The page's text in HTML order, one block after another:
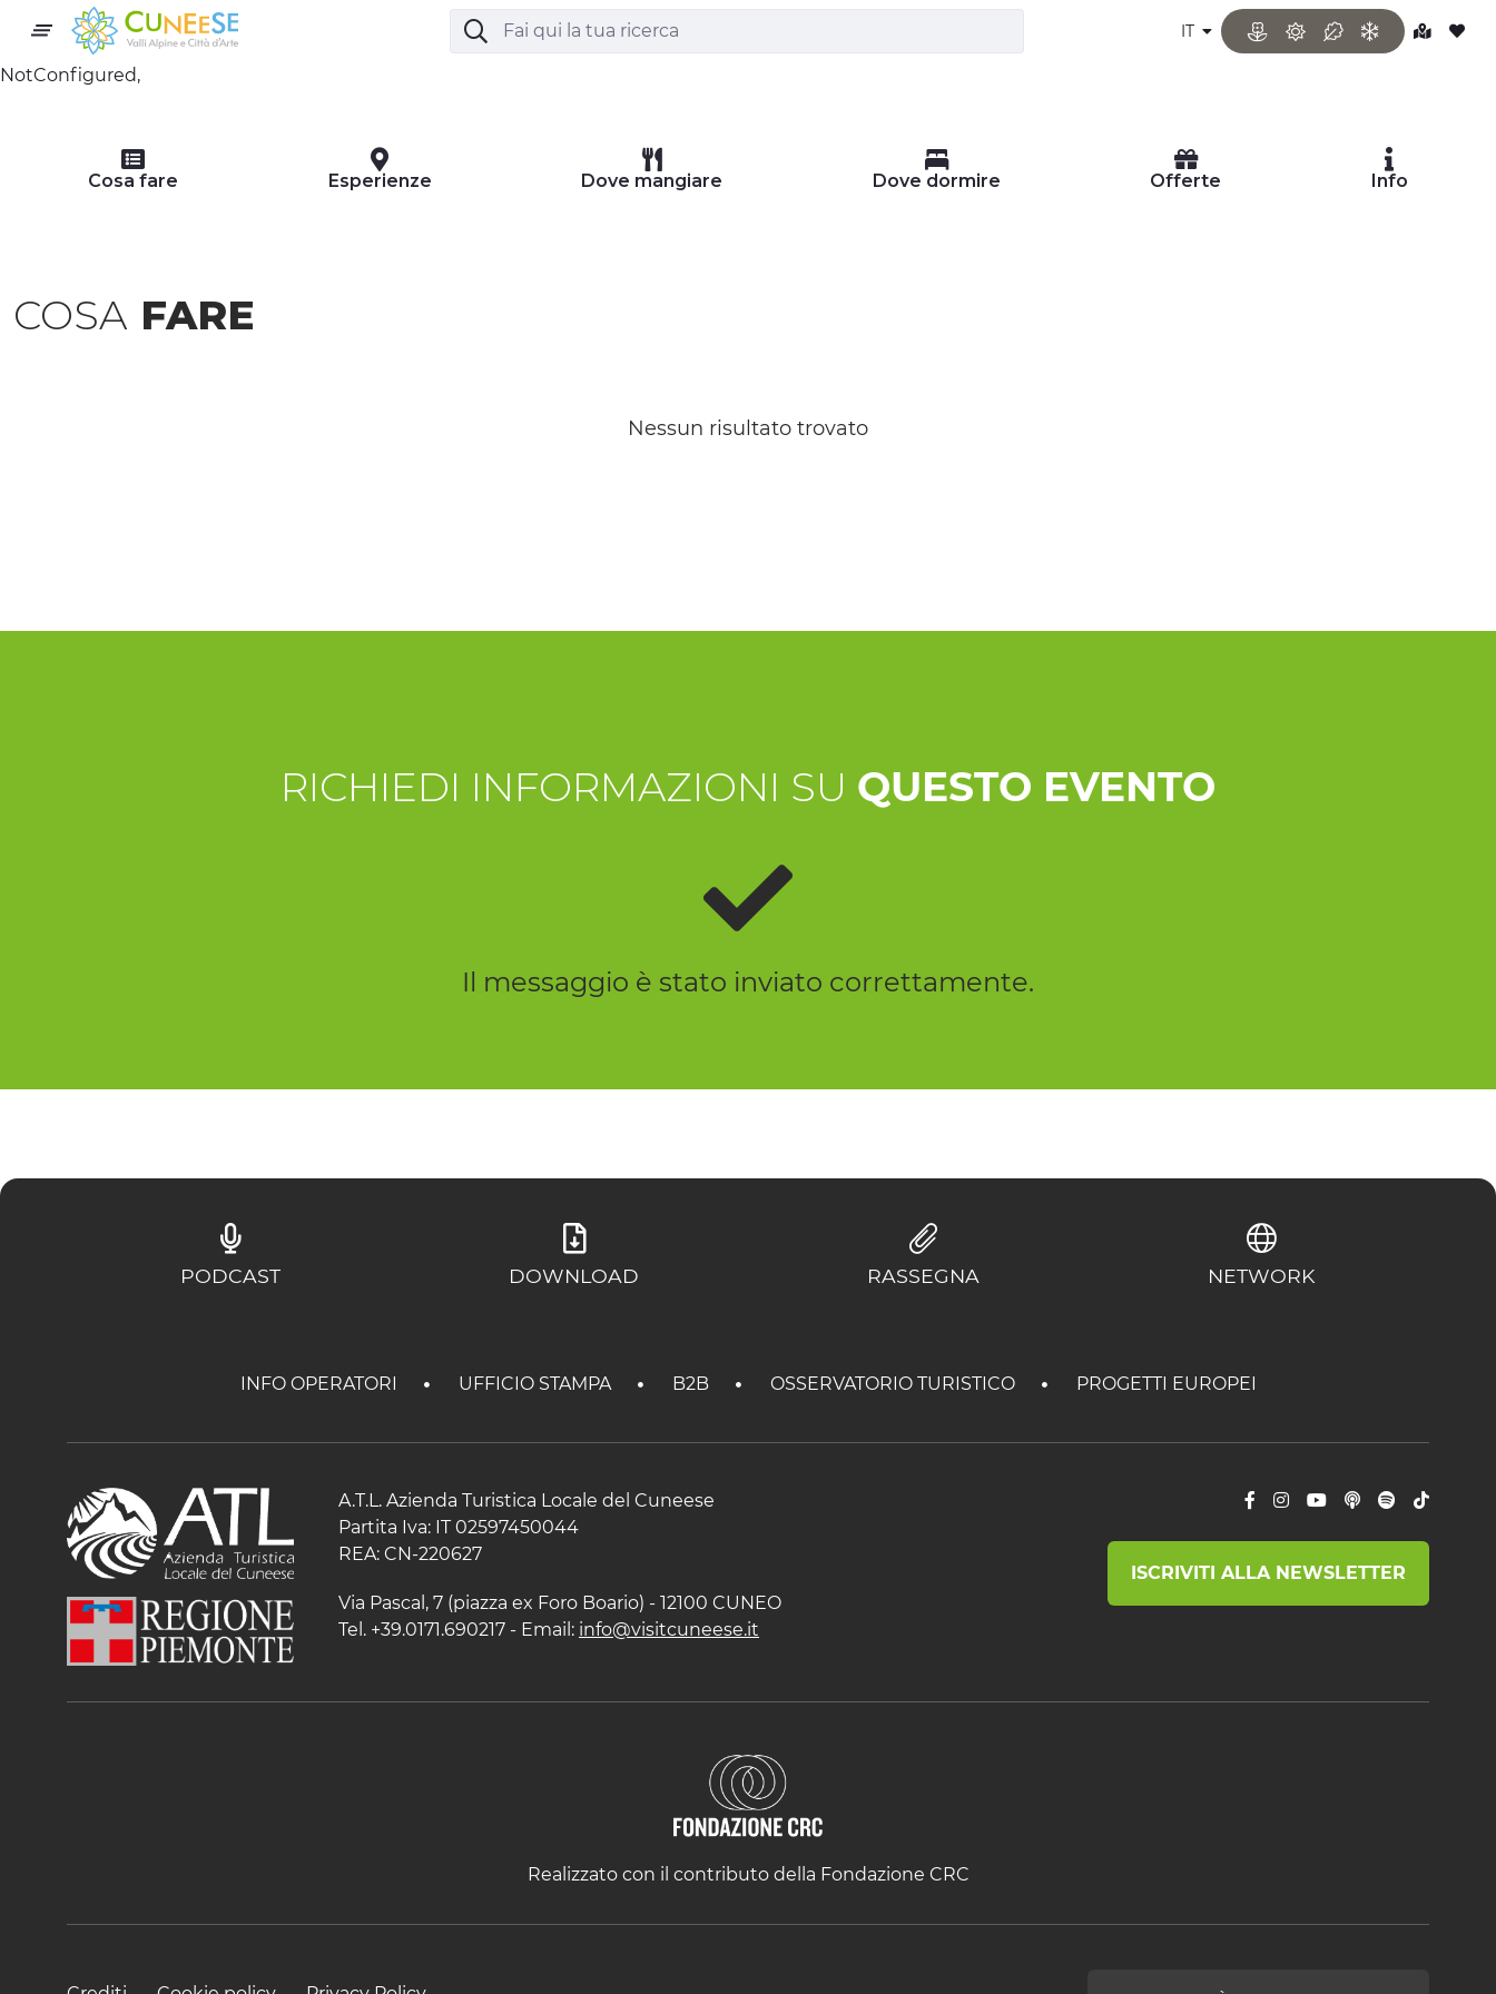
IT
NotConfigured,
Cosa fare Esperienze Dove mangiare Dove dormire Offerte Info
COSA FARE
Nessun risultato trovato
RICHIEDI INFORMAZIONI SU QUESTO EVENTO
Il messaggio è stato inviato correttamente.
PODCAST DOWNLOAD RASSEGNA NETWORK
INFO OPERATORI UFFICIO STAMPA B2B OSSERVATORIO TURISTICO PROGETTI EUROPEI
A.T.L. Azienda Turistica Locale del Cuneese
Partita Iva: IT 02597450044
REA: CN-220627
Via Pascal, 7 (piazza ex Foro Boario) - 12100 CUNEO
Tel. +39.0171.690217 - Email: info@visitcuneese.it
ISCRIVITI ALLA NEWSLETTER
Realizzato con il contributo della Fondazione CRC